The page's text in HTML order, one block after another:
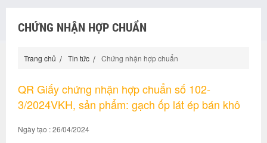
CHỨNG NHẬN HỢP CHUẨN
Trang chủ Tin tức Chứng nhận hợp chuẩn
QR Giấy chứng nhận hợp chuẩn số 102-
3/2024VKH, sản phẩm: gạch ốp lát ép bán khô
Ngày tạo : 26/04/2024